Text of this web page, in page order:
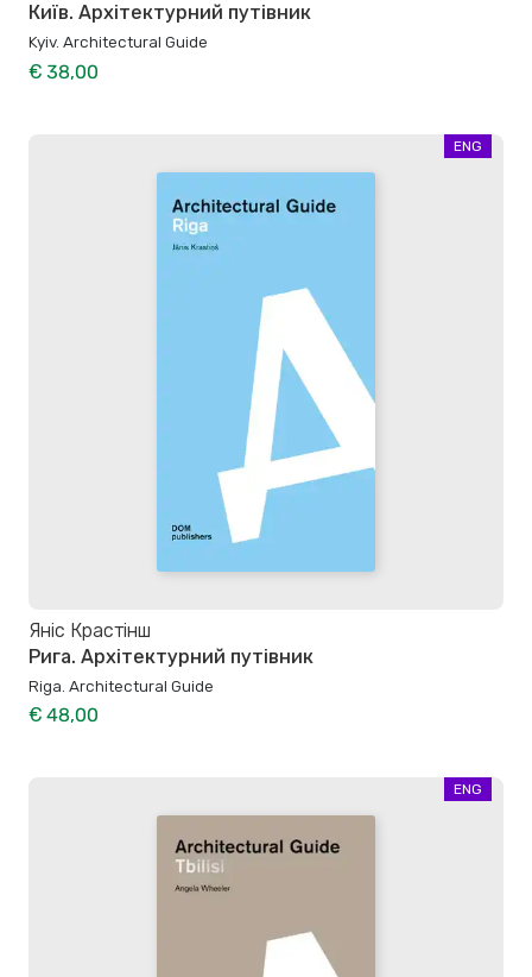
Київ. Архітектурний путівник
Kyiv. Architectural Guide
€ 38,00
ENG
Яніс Крастінш
Рига. Архітектурний путівник
Riga. Architectural Guide
€ 48,00
ENG